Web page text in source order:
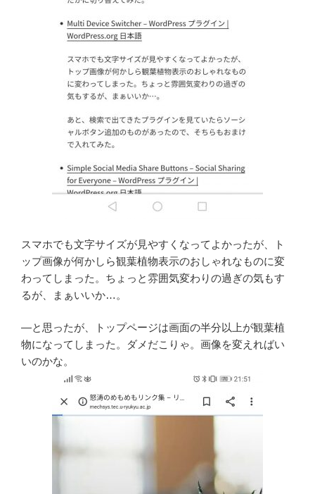
スマホでも文字サイズが見やすくなってよかったが、ト
ップ画像が何かしら観葉植物表示のおしゃれなものに変
わってしまった。ちょっと雰囲気変わりの過ぎの気もす
るが、まぁいいか…。
―と思ったが、トップページは画面の半分以上が観葉植
物になってしまった。ダメだこりゃ。画像を変えればい
いのかな。